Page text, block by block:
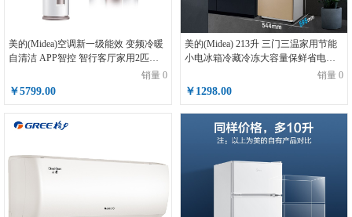
美的(Midea)空调新一级能效 变频冷暖
自清洁 APP智控 智行客厅家用2匹空调
立式KFR-51LW/BP3DN8Y-YH200(1)
销量 0
￥5799.00
美的(Midea) 213升 三门三温家用节能
小电冰箱冷藏冷冻大容量保鲜省电低
销量 0
￥1298.00